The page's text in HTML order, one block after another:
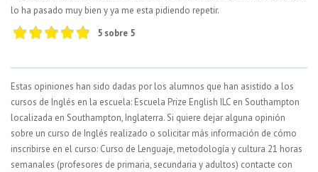
lo ha pasado muy bien y ya me esta pidiendo repetir.
5 sobre 5
Estas opiniones han sido dadas por los alumnos que han asistido a los
cursos de Inglés en la escuela: Escuela Prize English ILC en Southampton
localizada en Southampton, Inglaterra. Si quiere dejar alguna opinión
sobre un curso de Inglés realizado o solicitar más información de cómo
inscribirse en el curso: Curso de Lenguaje, metodología y cultura 21 horas
semanales (profesores de primaria, secundaria y adultos) contacte con